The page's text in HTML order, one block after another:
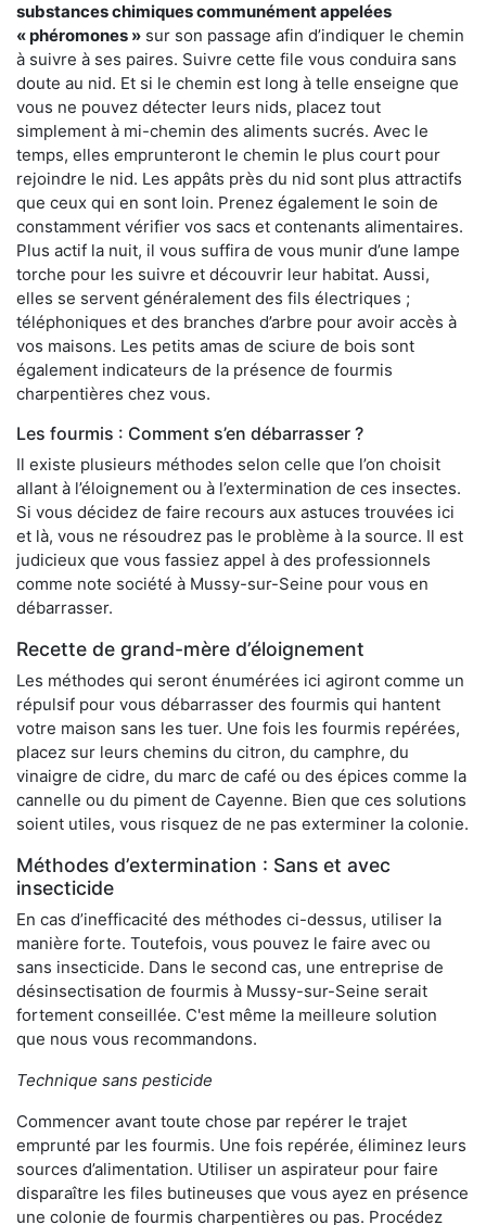
substances chimiques communément appelées
« phéromones » sur son passage afin d’indiquer le chemin
à suivre à ses paires. Suivre cette file vous conduira sans
doute au nid. Et si le chemin est long à telle enseigne que
vous ne pouvez détecter leurs nids, placez tout
simplement à mi-chemin des aliments sucrés. Avec le
temps, elles emprunteront le chemin le plus court pour
rejoindre le nid. Les appâts près du nid sont plus attractifs
que ceux qui en sont loin. Prenez également le soin de
constamment vérifier vos sacs et contenants alimentaires.
Plus actif la nuit, il vous suffira de vous munir d’une lampe
torche pour les suivre et découvrir leur habitat. Aussi,
elles se servent généralement des fils électriques ;
téléphoniques et des branches d’arbre pour avoir accès à
vos maisons. Les petits amas de sciure de bois sont
également indicateurs de la présence de fourmis
charpentières chez vous.
Les fourmis : Comment s’en débarrasser ?
Il existe plusieurs méthodes selon celle que l’on choisit
allant à l’éloignement ou à l’extermination de ces insectes.
Si vous décidez de faire recours aux astuces trouvées ici
et là, vous ne résoudrez pas le problème à la source. Il est
judicieux que vous fassiez appel à des professionnels
comme note société à Mussy-sur-Seine pour vous en
débarrasser.
Recette de grand-mère d’éloignement
Les méthodes qui seront énumérées ici agiront comme un
répulsif pour vous débarrasser des fourmis qui hantent
votre maison sans les tuer. Une fois les fourmis repérées,
placez sur leurs chemins du citron, du camphre, du
vinaigre de cidre, du marc de café ou des épices comme la
cannelle ou du piment de Cayenne. Bien que ces solutions
soient utiles, vous risquez de ne pas exterminer la colonie.
Méthodes d’extermination : Sans et avec
insecticide
En cas d’inefficacité des méthodes ci-dessus, utiliser la
manière forte. Toutefois, vous pouvez le faire avec ou
sans insecticide. Dans le second cas, une entreprise de
désinsectisation de fourmis à Mussy-sur-Seine serait
fortement conseillée. C'est même la meilleure solution
que nous vous recommandons.
Technique sans pesticide
Commencer avant toute chose par repérer le trajet
emprunté par les fourmis. Une fois repérée, éliminez leurs
sources d’alimentation. Utiliser un aspirateur pour faire
disparaître les files butineuses que vous ayez en présence
une colonie de fourmis charpentières ou pas. Procédez